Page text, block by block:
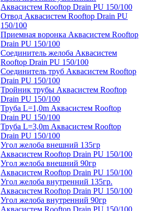
Аквасистем Rooftop Drain PU 150/100
Отвод Аквасистем Rooftop Drain PU
150/100
Приемная воронка Аквасистем Rooftop
Drain PU 150/100
Соединитель желоба Аквасистем
Rooftop Drain PU 150/100
Соединитель труб Аквасистем Rooftop
Drain PU 150/100
Тройник трубы Аквасистем Rooftop
Drain PU 150/100
Труба L=1,0m Аквасистем Rooftop
Drain PU 150/100
Труба L=3,0m Аквасистем Rooftop
Drain PU 150/100
Угол желоба внешний 135гр
Аквасистем Rooftop Drain PU 150/100
Угол желоба внешний 90гр
Аквасистем Rooftop Drain PU 150/100
Угол желоба внутренний 135гр.
Аквасистем Rooftop Drain PU 150/100
Угол желоба внутренний 90гр
Аквасистем Rooftop Drain PU 150/100